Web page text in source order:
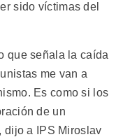
sido víctimas del
que señala la caída
me van a
Es como si los
de un
dijo a IPS Miroslav